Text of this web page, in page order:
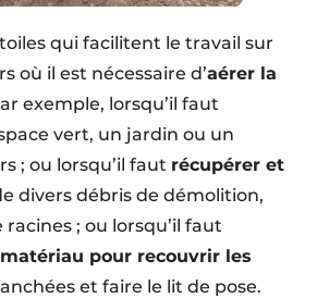
qui facilitent le travail sur
où il est nécessaire d’aérer la
exemple, lorsqu’il faut
vert, un jardin ou un
; ou lorsqu’il faut récupérer et
divers débris de démolition,
; ou lorsqu’il faut
pour recouvrir les
et faire le lit de pose.